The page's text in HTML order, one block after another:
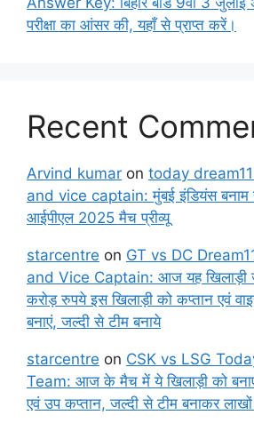
परीक्षा का आंसर की, यहाँ से प्राप्त करें।
Recent
Arvind kumar on today
and vice captain: मुंबई इंडियंस बनाम
आईपीएल 2025 मैच प्रीव्यू
starcentre on GT vs DC
and Vice Captain: आज यह खिलाड़ी
करोड़ रुपये इस खिलाड़ी को कप्तान एवं
बनाएं, जल्दी से टीम बनाये
starcentre on CSK vs LSG
Team: आज के मैच में ये खिलाड़ी को
एवं उप कप्तान, जल्दी से टीम बनाकर